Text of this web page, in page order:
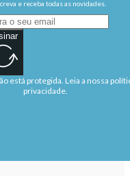
e receba todas as novidades.
está protegida. Leia a nossa
privacidade.